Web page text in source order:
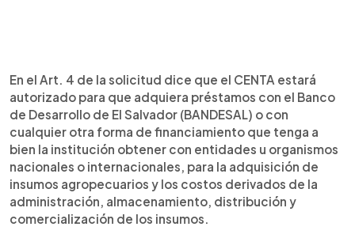
En el Art. 4 de la solicitud dice que el CENTA estará
autorizado para que adquiera préstamos con el Banco
de Desarrollo de El Salvador (BANDESAL) o con
cualquier otra forma de financiamiento que tenga a
bien la institución obtener con entidades u organismos
nacionales o internacionales, para la adquisición de
insumos agropecuarios y los costos derivados de la
administración, almacenamiento, distribución y
comercialización de los insumos.